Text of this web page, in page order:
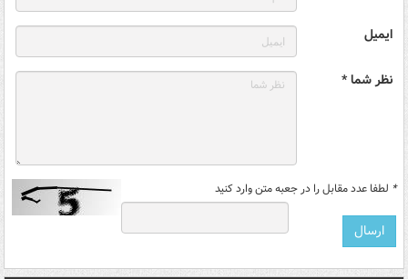
ایمیل
نظر شما *
* لطفا عدد مقابل را در جعبه متن وارد کنید